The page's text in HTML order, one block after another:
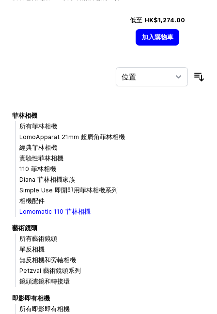
低至 HK$1,274.00
加入購物車
菲林相機
所有菲林相機
LomoApparat 21mm 超廣角菲林相機
經典菲林相機
實驗性菲林相機
110 菲林相機
Diana 菲林相機家族
Simple Use 即開即用菲林相機系列
相機配件
Lomomatic 110 菲林相機
藝術鏡頭
所有藝術鏡頭
單反相機
無反相機和旁軸相機
Petzval 藝術鏡頭系列
鏡頭濾鏡和轉接環
即影即有相機
所有即影即有相機